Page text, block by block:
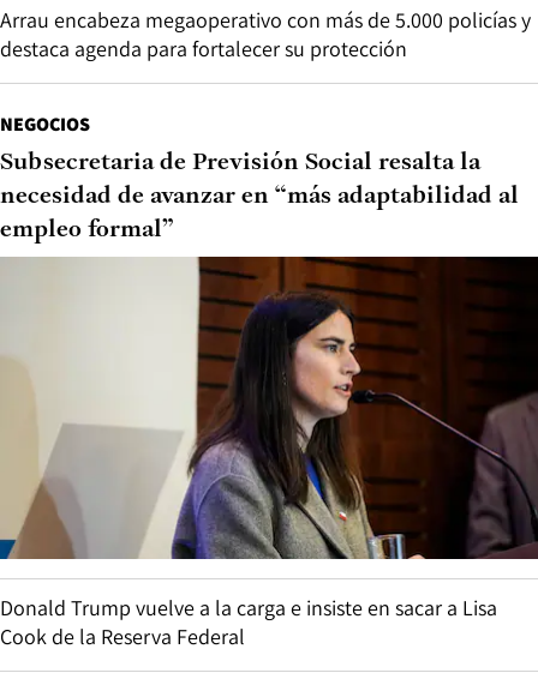
Arrau encabeza megaoperativo con más de 5.000 policías y
destaca agenda para fortalecer su protección
NEGOCIOS
Subsecretaria de Previsión Social resalta la
necesidad de avanzar en “más adaptabilidad al
empleo formal”
Donald Trump vuelve a la carga e insiste en sacar a Lisa
Cook de la Reserva Federal